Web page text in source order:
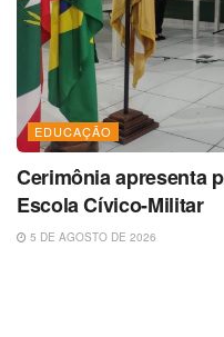
EDUCAÇÃO
Cerimônia apresenta
Escola Cívico-Militar
5 DE AGOSTO DE 2026